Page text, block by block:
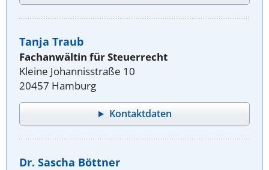
Tanja Traub
Fachanwältin für Steuerrecht
Kleine Johannisstraße 10
20457 Hamburg
Kontaktdaten
Dr. Sascha Böttner